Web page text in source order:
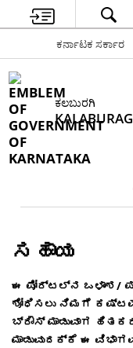
ಕರ್ನಾಟಕ ಸರ್ಕಾರ
ಕಲಬುರಗಿ
ಸಹಾಯ
ಈ ಪೋರ್ಟಲ್ನ ಒಳಾಂಶ/
ಶೋಧಿಸಲು ನಿಮಗೆ
ಬ್ರೌಸ್ ಮಾಡುವಾಗ
ಮಾಡುವುದಕ್ಕೆ ಈ